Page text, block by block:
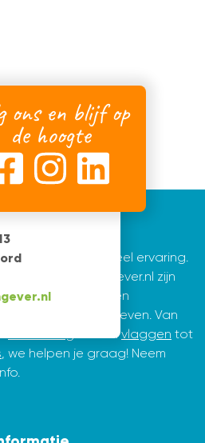
ons en blijf op
de hoogte
bedrijf met veel ervaring.
achter Mijnvormgever.nl zijn
Beiden hebben
en vormgeven. Van
en vanvlaggen tot
, we helpen je graag! Neem